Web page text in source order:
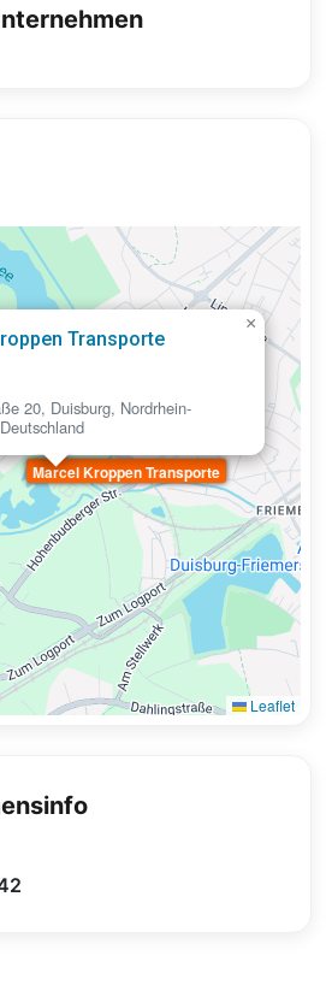
Marcel Kroppen Transporte
Transporte
20, Duisburg, Nordrhein-
×
Leaflet